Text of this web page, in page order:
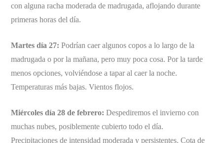
con alguna racha moderada de madrugada, aflojando durante
primeras horas del día.
Martes día 27: Podrían caer algunos copos a lo largo de la
madrugada o por la mañana, pero muy poca cosa. Por la tarde
menos opciones, volviéndose a tapar al caer la noche.
Temperaturas más bajas. Vientos flojos.
Miércoles día 28 de febrero: Despediremos el invierno con
muchas nubes, posiblemente cubierto todo el día.
Precipitaciones de intensidad moderada y persistentes. Cota de